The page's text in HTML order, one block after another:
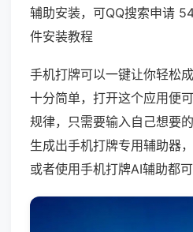
辅助安装，可QQ搜索申请
件安装教程
手机打牌可以一键让你轻松
十分简单，打开这个应用便
规律，只需要输入自己想要
生成出手机打牌专用辅助器
或者使用手机打牌AI辅助都可